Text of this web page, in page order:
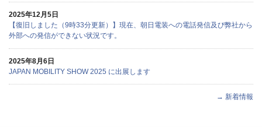
2025年12月5日
【復旧しました（9時33分更新）】現在、朝日電装への電話発信及び弊社から
外部への発信ができない状況です。
2025年8月6日
JAPAN MOBILITY SHOW 2025 に出展します
→ 新着情報